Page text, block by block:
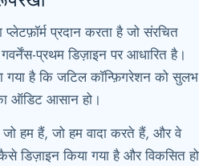
प्लेटफ़ॉर्म प्रदान करता है जो संरचित
गवर्नेंस-प्रथम डिज़ाइन पर आधारित है।
है कि जटिल कॉन्फ़िगरेशन को सुलभ
ऑडिट आसान हो।
जो हम हैं, जो हम वादा करते हैं, और वे
डिज़ाइन किया गया है और विकसित हो